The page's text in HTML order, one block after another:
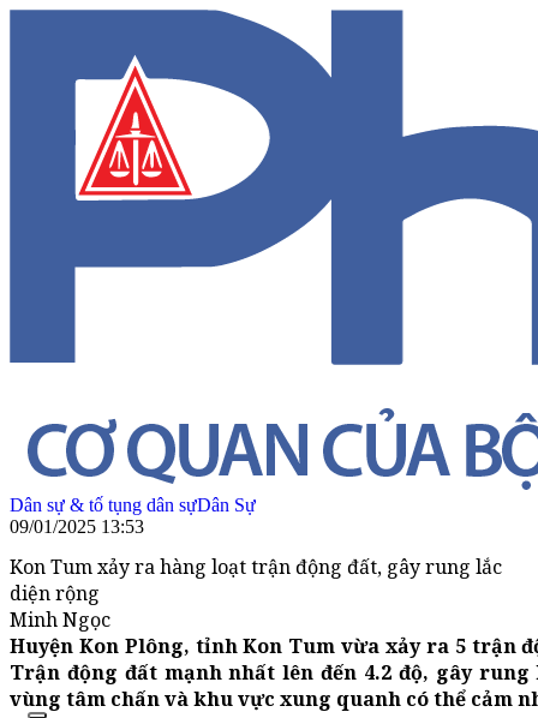
Dân sự & tố tụng dân sựDân Sự
09/01/2025 13:53
Kon Tum xảy ra hàng loạt trận động đất, gây rung lắc
diện rộng
Minh Ngọc
Huyện Kon Plông, tỉnh Kon Tum vừa xảy ra 5 trận
Trận động đất mạnh nhất lên đến 4.2 độ, gây
vùng tâm chấn và khu vực xung quanh có thể cảm